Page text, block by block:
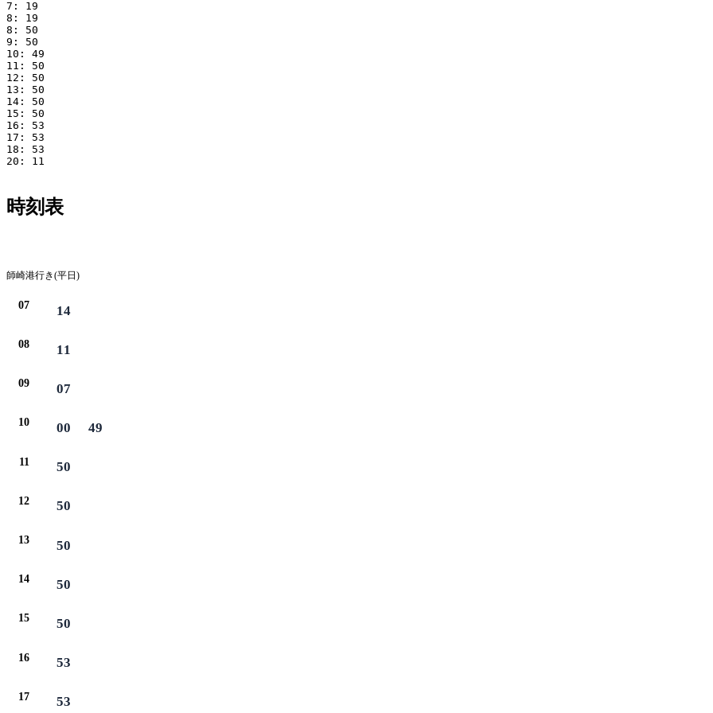
7: 19
8: 19
8: 50
9: 50
10: 49
11: 50
12: 50
13: 50
14: 50
15: 50
16: 53
17: 53
18: 53
20: 11
時刻表
師崎港行き(平日)
07 14
08 11
09 07
10 00 49
11 50
12 50
13 50
14 50
15 50
16 53
17 53